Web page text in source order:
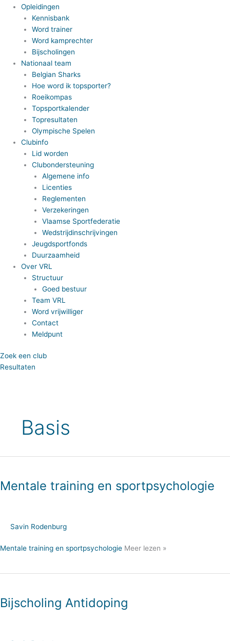
Opleidingen
Kennisbank
Word trainer
Word kamprechter
Bijscholingen
Nationaal team
Belgian Sharks
Hoe word ik topsporter?
Roeikompas
Topsportkalender
Topresultaten
Olympische Spelen
Clubinfo
Lid worden
Clubondersteuning
Algemene info
Licenties
Reglementen
Verzekeringen
Vlaamse Sportfederatie
Wedstrijdinschrijvingen
Jeugdsportfonds
Duurzaamheid
Over VRL
Structuur
Goed bestuur
Team VRL
Word vrijwilliger
Contact
Meldpunt
Zoek een club
Resultaten
Basis
Mentale training en sportpsychologie
Savin Rodenburg
Mentale training en sportpsychologie Meer lezen »
Bijscholing Antidoping